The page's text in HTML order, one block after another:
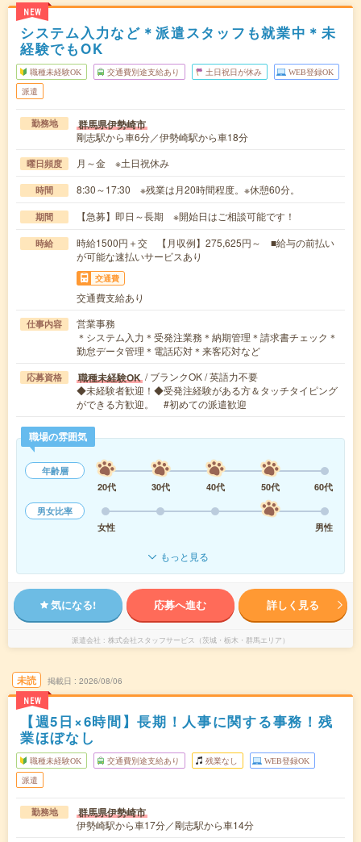
NEW
システム入力など＊派遣スタッフも就業中＊未
経験でもOK
職種未経験OK 交通費別途支給あり 土日祝日が休み WEB登録OK
派遣
勤務地 群馬県伊勢崎市
剛志駅から車6分／伊勢崎駅から車18分
曜日頻度 月～金 ※土日祝休み
時間 8:30～17:30 ※残業は月20時間程度。※休憩60分。
期間 【急募】即日～長期 ※開始日はご相談可能です！
時給
時給1500円＋交 【月収例】275,625円～ ■給与の前払い
が可能な速払いサービスあり
交通費
交通費支給あり
仕事内容
営業事務
＊システム入力＊受発注業務＊納期管理＊請求書チェック＊
勤怠データ管理＊電話応対＊来客応対など
応募資格 職種未経験OK / ブランクOK / 英語力不要
◆未経験者歓迎！◆受発注経験がある方＆タッチタイピング
ができる方歓迎。 #初めての派遣歓迎
職場の雰囲気
年齢層
20代
30代 40代 50代
60代
男女比率
女性
男性
もっと見る
気になる! 応募へ進む 詳しく見る
派遣会社 株式会社スタッフサービス（茨城・栃木・群馬エリア）
未読
NEW
掲載日 2026/08/06
【週5日×6時間】長期！人事に関する事務！残
業ほぼなし
職種未経験OK 交通費別途支給あり 残業なし WEB登録OK
派遣
勤務地 群馬県伊勢崎市
伊勢崎駅から車17分／剛志駅から車14分